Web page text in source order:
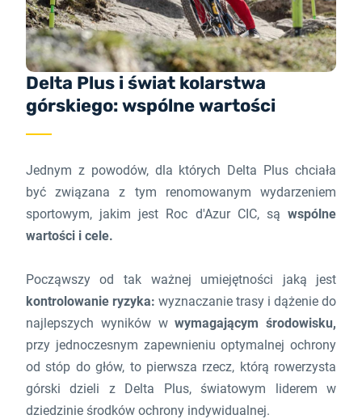
Delta Plus i świat kolarstwa
górskiego: wspólne wartości
Jednym z powodów, dla których Delta Plus chciała
być związana z tym renomowanym wydarzeniem
sportowym, jakim jest Roc d'Azur CIC, sąwspólne
wartości i cele.
Począwszy od tak ważnej umiejętności jaką jest
kontrolowanie ryzyka: wyznaczanie trasy i dążenie do
najlepszych wyników wwymagającym środowisku,
przy jednoczesnym zapewnieniu optymalnej ochrony
od stóp do głów, to pierwsza rzecz, którą rowerzysta
górski dzieli z Delta Plus, światowym liderem w
dziedzinie środków ochrony indywidualnej.